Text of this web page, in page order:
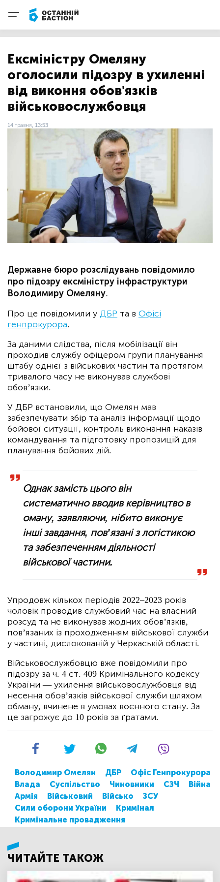
Ексміністру Омеляну
оголосили підозру в ухиленні
від виконня обов'язків
військовослужбовця
14 травня, 13:53
Державне бюро розслідувань повідомило
про підозру ексміністру інфраструктури
Володимиру Омеляну.
Про це повідомили у ДБР та в Офісі
генпрокурора.
За даними слідства, після мобілізації він
проходив службу офіцером групи планування
штабу однієї з військових частин та протягом
тривалого часу не виконував службові
обов’язки.
У ДБР встановили, що Омелян мав
забезпечувати збір та аналіз інформації щодо
бойової ситуації, контроль виконання наказів
командування та підготовку пропозицій для
планування бойових дій.
Однак замість цього він
систематично вводив керівництво в
оману, заявляючи, нібито виконує
інші завдання, пов’язані з логістикою
та забезпеченням діяльності
військової частини.
Упродовж кількох періодів 2022–2023 років
чоловік проводив службовий час на власний
розсуд та не виконував жодних обов’язків,
пов’язаних із проходженням військової служби
у частині, дислокованій у Черкаській області.
Військовослужбовцю вже повідомили про
підозру за ч. 4 ст. 409 Кримінального кодексу
України — ухилення військовослужбовця від
несення обов’язків військової служби шляхом
обману, вчинене в умовах воєнного стану. За
це загрожує до 10 років за ґратами.
Володимир Омелян ДБР
Офіс Генпрокурора
Влада
Суспільство Чиновники СЗЧ
Війна
Армія
Військовий Військо
ЗСУ
Сили оборони України
Кримінал
Кримінальне провадження
ЧИТАЙТЕ ТАКОЖ